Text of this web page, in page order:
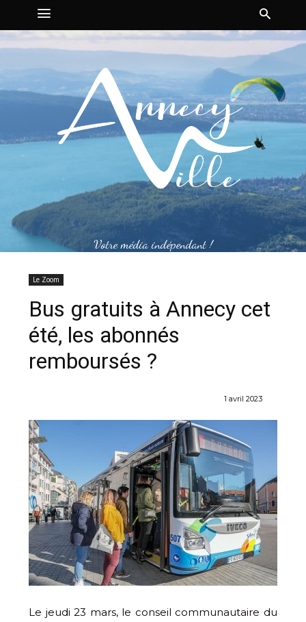
Votre média indépendant !
Le Zoom
Bus gratuits à Annecy cet
été, les abonnés
remboursés ?
1 avril 2023
Le jeudi 23 mars, le conseil communautaire du